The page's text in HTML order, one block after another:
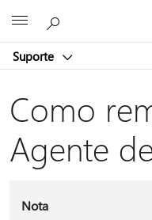
Suporte
Como
Agente
Nota